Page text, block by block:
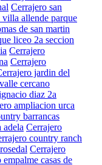
Cerrajero san
villa allende parque
de san martin
liceo 2a seccion
Cerrajero
Cerrajero
jardin del
cercano
diaz 2a
ampliacion urca
barrancas
adela Cerrajero
country ranch
Cerrajero
empalme casas de